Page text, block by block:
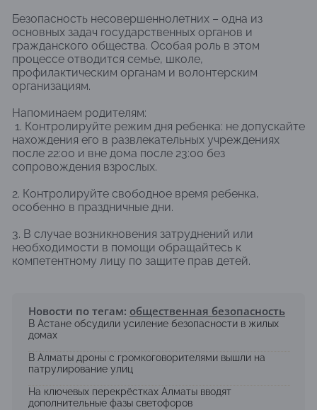
Безопасность несовершеннолетних – одна из
основных задач государственных органов и
гражданского общества. Особая роль в этом
процессе отводится семье, школе,
профилактическим органам и волонтерским
организациям.
Напоминаем родителям:
1. Контролируйте режим дня ребенка: не допускайте
нахождения его в развлекательных учреждениях
после 22:00 и вне дома после 23:00 без
сопровождения взрослых.
2. Контролируйте свободное время ребенка,
особенно в праздничные дни.
3. В случае возникновения затруднений или
необходимости в помощи обращайтесь к
компетентному лицу по защите прав детей.
Новости по тегам: общественная безопасность
В Астане обсудили усиление безопасности в жилых
домах
В Алматы дроны с громкоговорителями вышли на
патрулирование улиц
На ключевых перекрёстках Алматы вводят
дополнительные фазы светофоров